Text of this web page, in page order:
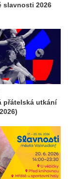
slavnosti 2026
přátelská utkání